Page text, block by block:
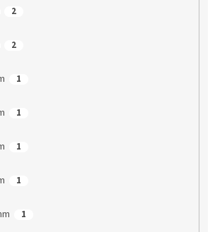
2
2
1
1
1
1
1080 mm 1